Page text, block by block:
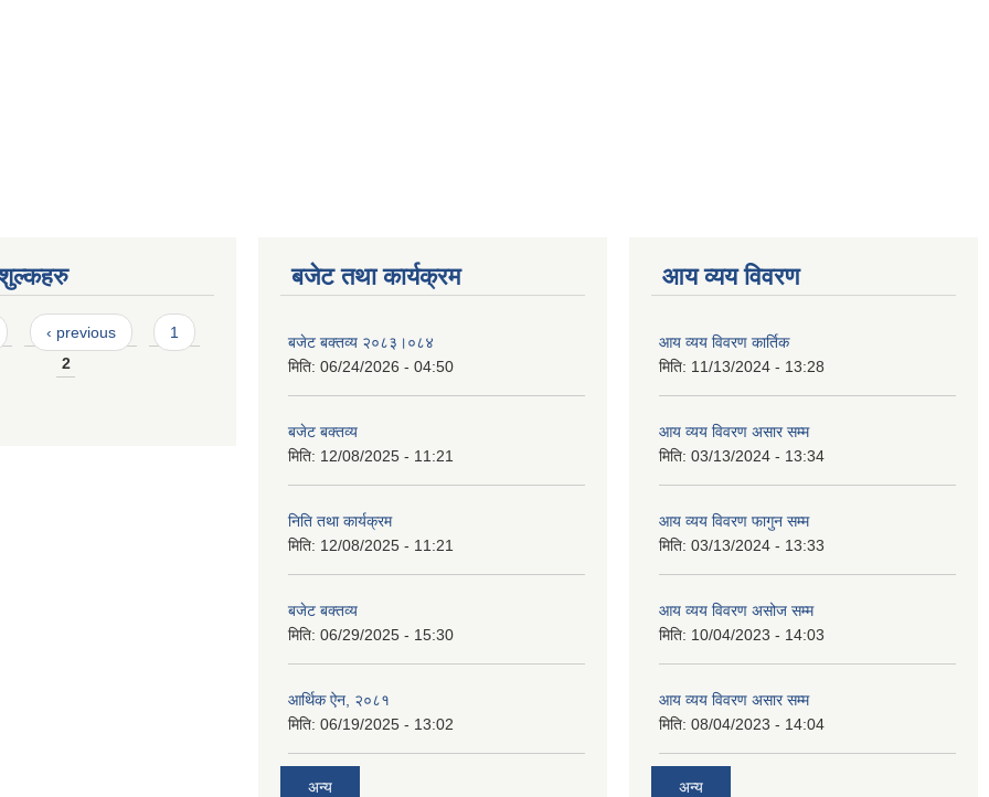
‹ previous
1
2
बजेट तथा कार्यक्रम
बजेट बक्तव्य २०८३।०८४
मिति: 06/24/2026 - 04:50
बजेट बक्तव्य
मिति: 12/08/2025 - 11:21
निति तथा कार्यक्रम
मिति: 12/08/2025 - 11:21
बजेट बक्तव्य
मिति: 06/29/2025 - 15:30
आर्थिक ऐन, २०८१
मिति: 06/19/2025 - 13:02
अन्य
आय व्यय विवरण
आय व्यय विवरण कार्तिक
मिति: 11/13/2024 - 13:28
आय व्यय विवरण असार सम्म
मिति: 03/13/2024 - 13:34
आय व्यय विवरण फागुन सम्म
मिति: 03/13/2024 - 13:33
आय व्यय विवरण असोज सम्म
मिति: 10/04/2023 - 14:03
आय व्यय विवरण असार सम्म
मिति: 08/04/2023 - 14:04
अन्य